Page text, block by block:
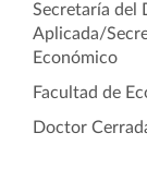
Secretaría del
Aplicada/
Económico
Facultad de
Doctor